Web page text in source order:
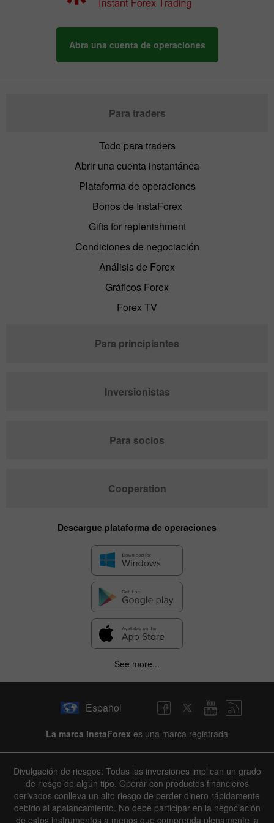
Abra una cuenta de operaciones
Para traders
Todo para traders
Abrir una cuenta instantánea
Plataforma de operaciones
Bonos de InstaForex
Gifts for replenishment
Condiciones de negociación
Análisis de Forex
Gráficos Forex
Forex TV
Para principiantes
Inversionistas
Para socios
Cooperation
Descargue plataforma de operaciones
See more...
Español
La marca InstaForex es una marca registrada
Divulgación de riesgos: Todas las inversiones implican un grado
de riesgo de algún tipo. Operar con productos financieros
derivados conlleva un alto riesgo de perder dinero rápidamente
debido al apalancamiento. No debe participar en la negociación
de estos instrumentos a menos que comprenda plenamente la